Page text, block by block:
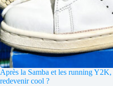
Après la Samba et les running
redevenir cool ?